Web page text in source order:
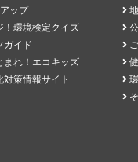
ップ
！環境検定クイズ
ガイド
まれ！エコキッズ
対策情報サイト